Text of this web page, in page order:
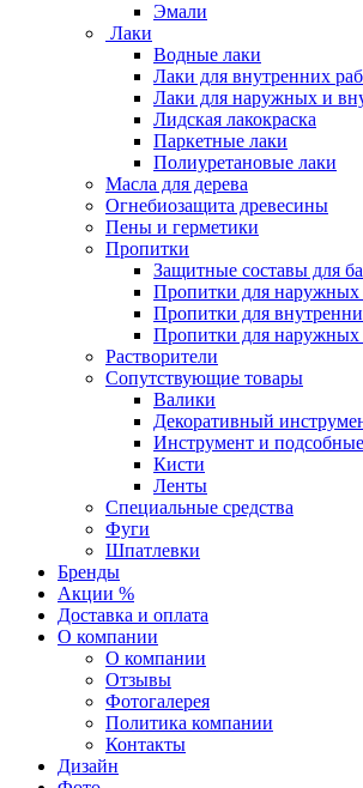
Эмали
Лаки
Водные лаки
Лаки для внутренних
Лаки для наружных и
Лидская лакокраска
Паркетные лаки
Полиуретановые лаки
Масла для дерева
Огнебиозащита древесины
Пены и герметики
Пропитки
Защитные составы для
Пропитки для наружных
Пропитки для
Пропитки для наружных
Растворители
Сопутствующие товары
Валики
Декоративный
Инструмент и
Кисти
Ленты
Специальные средства
Фуги
Шпатлевки
Бренды
Акции %
Доставка и оплата
О компании
О компании
Отзывы
Фотогалерея
Политика компании
Контакты
Дизайн